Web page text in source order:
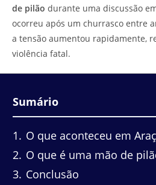
de pilão durante uma discussão
ocorreu após um churrasco entre
a tensão aumentou rapidamente,
violência fatal.
Sumário
1
O que aconteceu em
2 O que é uma mão de
3 Conclusão